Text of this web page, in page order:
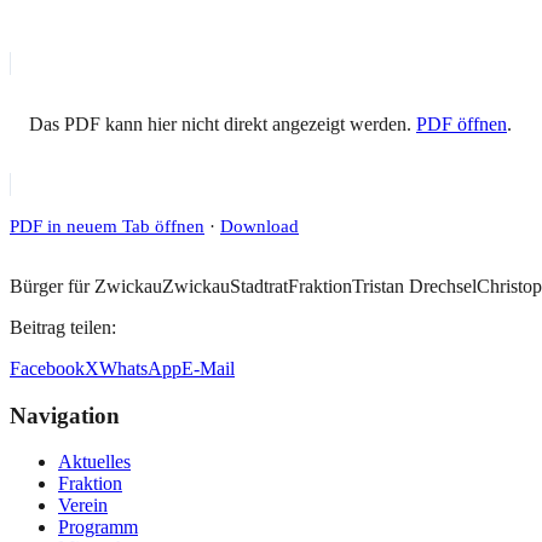
Das PDF kann hier nicht direkt angezeigt werden. PDF öffnen.
PDF in neuem Tab öffnen · Download
Bürger für ZwickauZwickauStadtratFraktionTristan Drechsel
Beitrag teilen:
FacebookXWhatsAppE-Mail
Navigation
Aktuelles
Fraktion
Verein
Programm